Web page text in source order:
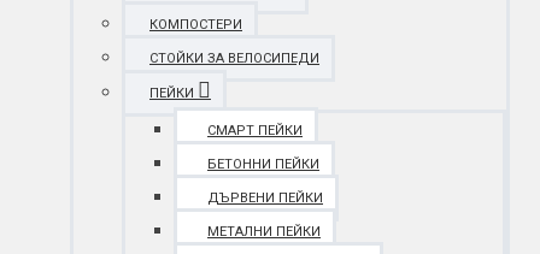
КОМПОСТЕРИ
СТОЙКИ ЗА ВЕЛОСИПЕДИ
ПЕЙКИ
СМАРТ ПЕЙКИ
БЕТОННИ ПЕЙКИ
ДЪРВЕНИ ПЕЙКИ
МЕТАЛНИ ПЕЙКИ